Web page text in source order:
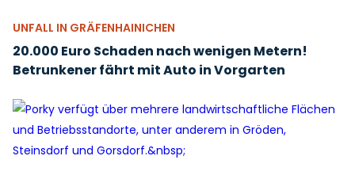
UNFALL IN GRÄFENHAINICHEN
20.000 Euro Schaden nach wenigen Metern!
Betrunkener fährt mit Auto in Vorgarten